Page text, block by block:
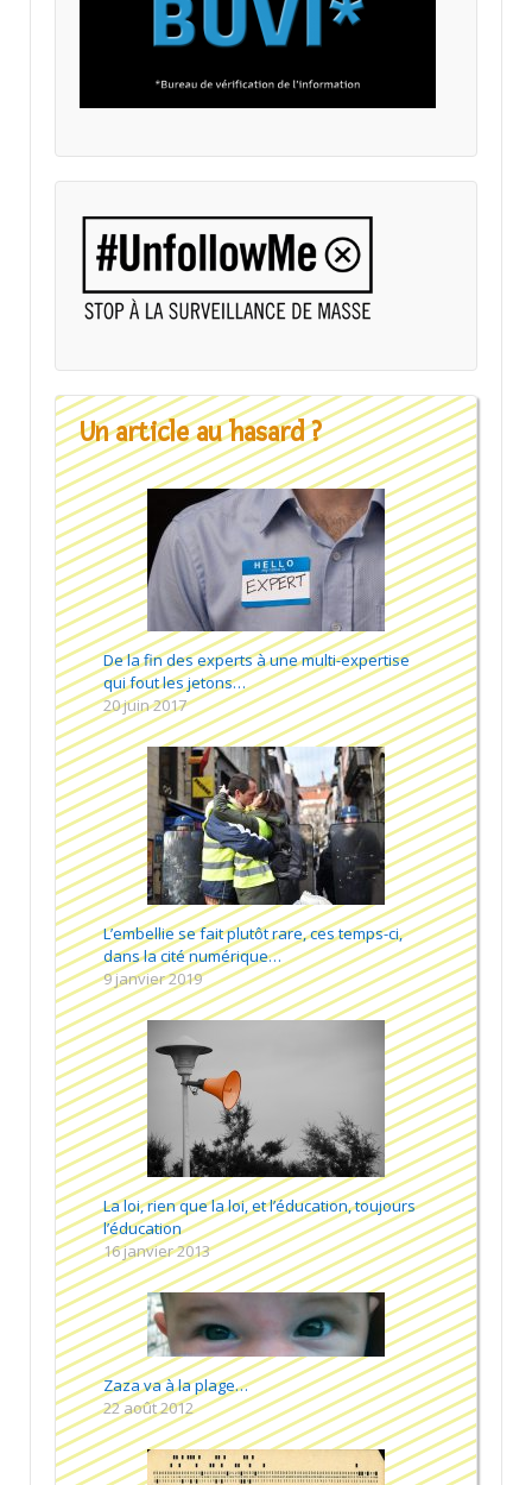
Un article au hasard ?
De la fin des experts à une multi-expertise
qui fout les jetons…
20 juin 2017
L’embellie se fait plutôt rare, ces temps-ci,
dans la cité numérique…
9 janvier 2019
La loi, rien que la loi, et l’éducation, toujours
l’éducation
16 janvier 2013
Zaza va à la plage…
22 août 2012